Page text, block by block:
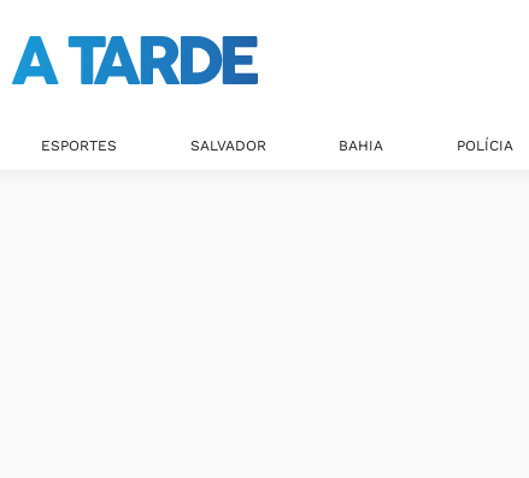
ESPORTES SALVADOR BAHIA POLÍCIA